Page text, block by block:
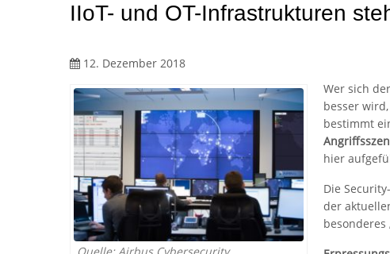
IIoT- und OT-Infrastrukturen
12. Dezember 2018
Wer sich
besser
bestimmt
hier
Die
der
besonderes